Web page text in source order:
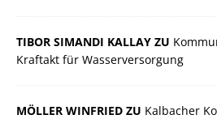
TIBOR SIMANDI KALLAY ZU
Kraftakt für Wasserversorgung
MÖLLER WINFRIED ZU Kalbacher